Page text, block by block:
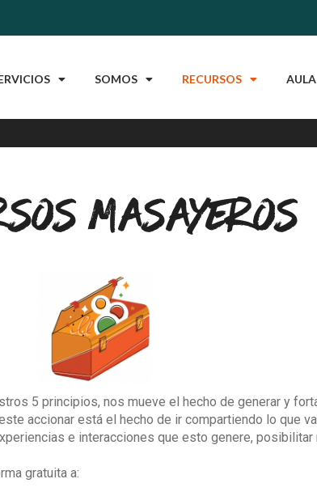
SOMOS RECURSOS AULA
masayeros
5 principios, nos mueve el hecho de generar y
accionar está el hecho de ir compartiendo lo que
e interacciones que esto genere, posibilitar
gratuita a: